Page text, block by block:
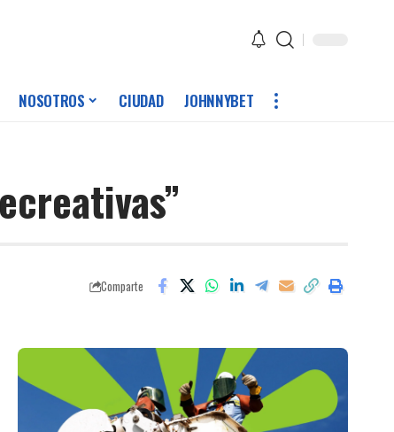
NOSOTROS CIUDAD JOHNNYBET
Comparte